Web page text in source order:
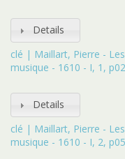
Details
clé | Maillart, Pierre -
musique - 1610 - I, 1, p02
Details
clé | Maillart, Pierre -
musique - 1610 - I, 2,